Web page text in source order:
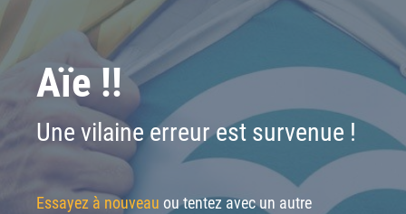
Aïe !!
Une vilaine erreur est survenue !
Essayez à nouveau ou tentez avec un autre